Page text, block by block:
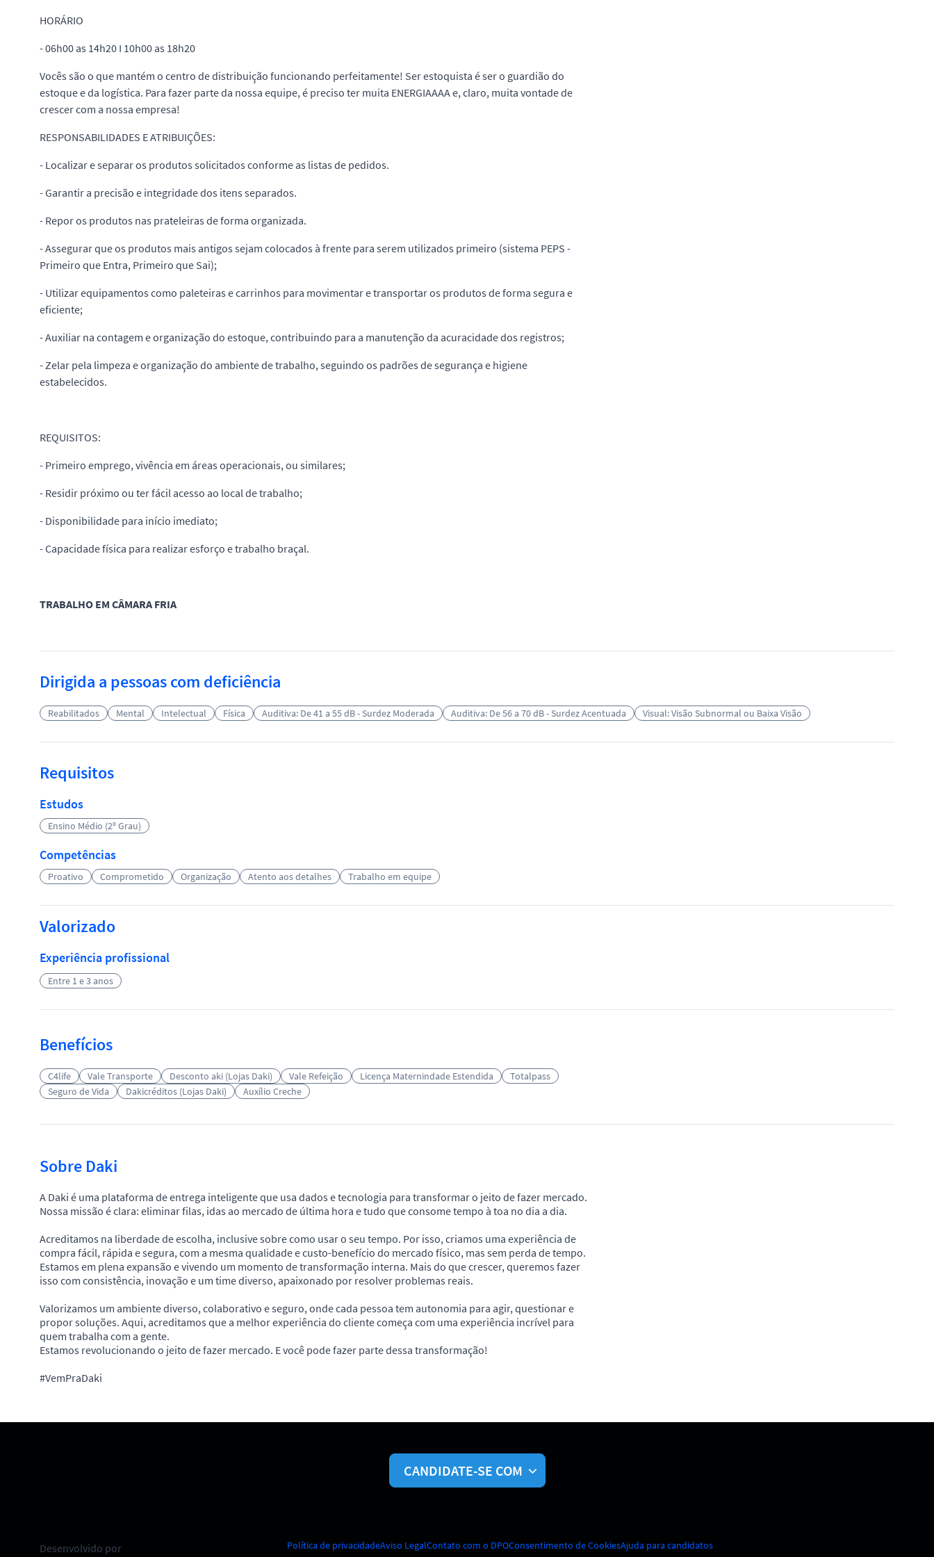
HORÁRIO
- 06h00 as 14h20 I 10h00 as 18h20
Vocês são o que mantém o centro de distribuição funcionando perfeitamente! Ser estoquista é ser o guardião do
estoque e da logística. Para fazer parte da nossa equipe, é preciso ter muita ENERGIAAAA e, claro, muita vontade de
crescer com a nossa empresa!
RESPONSABILIDADES E ATRIBUIÇÕES:
- Localizar e separar os produtos solicitados conforme as listas de pedidos.
- Garantir a precisão e integridade dos itens separados.
- Repor os produtos nas prateleiras de forma organizada.
- Assegurar que os produtos mais antigos sejam colocados à frente para serem utilizados primeiro (sistema PEPS -
Primeiro que Entra, Primeiro que Sai);
- Utilizar equipamentos como paleteiras e carrinhos para movimentar e transportar os produtos de forma segura e
eficiente;
- Auxiliar na contagem e organização do estoque, contribuindo para a manutenção da acuracidade dos registros;
- Zelar pela limpeza e organização do ambiente de trabalho, seguindo os padrões de segurança e higiene
estabelecidos.
REQUISITOS:
- Primeiro emprego, vivência em áreas operacionais, ou similares;
- Residir próximo ou ter fácil acesso ao local de trabalho;
- Disponibilidade para início imediato;
- Capacidade física para realizar esforço e trabalho braçal.
TRABALHO EM CÂMARA FRIA
Dirigida a pessoas com deficiência
Reabilitados Mental Intelectual Física Auditiva: De 41 a 55 dB - Surdez Moderada Auditiva: De 56 a 70 dB - Surdez Acentuada Visual: Visão Subnormal ou Baixa Visão
Requisitos
Estudos
Ensino Médio (2º Grau)
Competências
Proativo Comprometido Organização Atento aos detalhes Trabalho em equipe
Valorizado
Experiência profissional
Entre 1 e 3 anos
Benefícios
C4life Vale Transporte Desconto aki (Lojas Daki) Vale Refeição Licença Maternindade Estendida
Totalpass
Seguro de Vida
Dakicréditos (Lojas Daki) Auxílio Creche
Sobre Daki
A Daki é uma plataforma de entrega inteligente que usa dados e tecnologia para transformar o jeito de fazer mercado.
Nossa missão é clara: eliminar filas, idas ao mercado de última hora e tudo que consome tempo à toa no dia a dia.
Acreditamos na liberdade de escolha, inclusive sobre como usar o seu tempo. Por isso, criamos uma experiência de
compra fácil, rápida e segura, com a mesma qualidade e custo-benefício do mercado físico, mas sem perda de tempo.
Estamos em plena expansão e vivendo um momento de transformação interna. Mais do que crescer, queremos fazer
isso com consistência, inovação e um time diverso, apaixonado por resolver problemas reais.
Valorizamos um ambiente diverso, colaborativo e seguro, onde cada pessoa tem autonomia para agir, questionar e
propor soluções. Aqui, acreditamos que a melhor experiência do cliente começa com uma experiência incrível para
quem trabalha com a gente.
Estamos revolucionando o jeito de fazer mercado. E você pode fazer parte dessa transformação!
#VemPraDaki
CANDIDATE-SE COM
Política de privacidadeAviso LegalContato com o DPOConsentimento de CookiesAjuda para candidatos
Desenvolvido por